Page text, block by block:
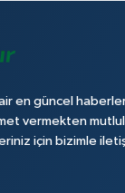
en güncel
vermekten
için bizimle